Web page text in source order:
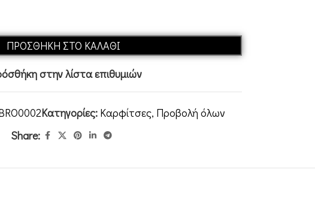
ΠΡΟΣΘΉΚΗ ΣΤΟ ΚΑΛΆΘΙ
στην λίστα επιθυμιών
Κατηγορίες: Καρφίτσες, Προβολή όλων
Share: